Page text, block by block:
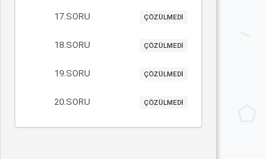
17.SORU ÇÖZÜLMEDİ
18.SORU ÇÖZÜLMEDİ
19.SORU ÇÖZÜLMEDİ
20.SORU ÇÖZÜLMEDİ